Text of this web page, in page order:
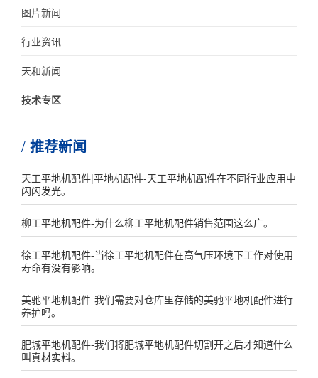
图片新闻
行业资讯
天和新闻
技术专区
推荐新闻
天工平地机配件|平地机配件-天工平地机配件在不同行业应用中
闪闪发光。
柳工平地机配件-为什么柳工平地机配件销售范围这么广。
徐工平地机配件-当徐工平地机配件在高气压环境下工作对使用
寿命有没有影响。
美驰平地机配件-我们需要对仓库里存储的美驰平地机配件进行
养护吗。
肥城平地机配件-我们将肥城平地机配件切割开之后才知道什么
叫真材实料。